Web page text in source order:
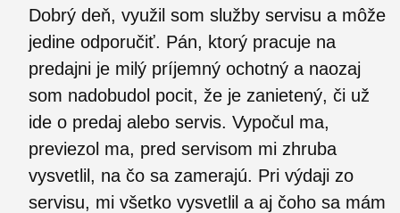
Dobrý deň, využil som služby servisu a môže
jedine odporučiť. Pán, ktorý pracuje na
predajni je milý príjemný ochotný a naozaj
som nadobudol pocit, že je zanietený, či už
ide o predaj alebo servis. Vypočul ma,
previezol ma, pred servisom mi zhruba
vysvetlil, na čo sa zamerajú. Pri výdaji zo
servisu, mi všetko vysvetlil a aj čoho sa mám